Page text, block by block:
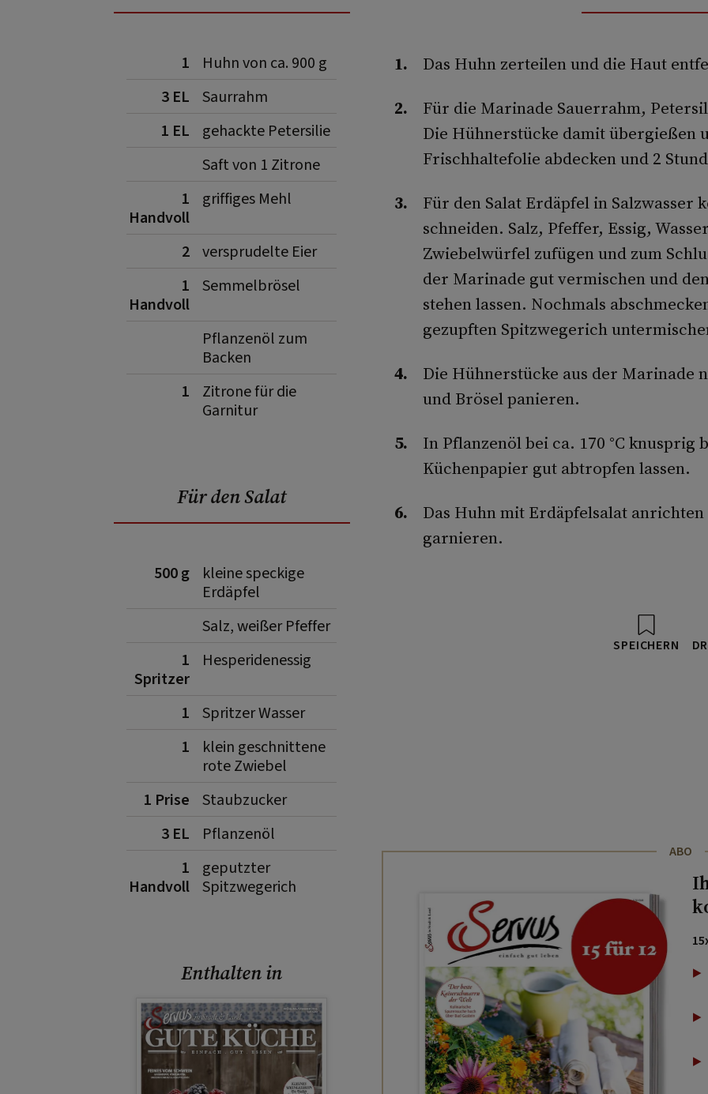
1
Huhn von ca. 900 g
3 EL
Saurrahm
1 EL
gehackte Petersilie
Saft von 1 Zitrone
1
Handvoll
griffiges Mehl
2 versprudelte Eier
1
Handvoll
Semmelbrösel
Pflanzenöl zum
Backen
1
Zitrone für die
Garnitur
Für den Salat
500 g
kleine speckige
Erdäpfel
Salz, weißer Pfeffer
1
Spritzer
Hesperidenessig
1
Spritzer Wasser
1
klein geschnittene
rote Zwiebel
1 Prise
Staubzucker
3 EL
Pflanzenöl
1
Handvoll
geputzter
Spitzwegerich
Enthalten in
Das Huhn zerteilen und die Haut
Für die Marinade Sauerrahm,
Die Hühnerstücke damit übergießen
Frischhaltefolie abdecken und 2
Für den Salat Erdäpfel in Salzwasser
schneiden. Salz, Pfeffer, Essig,
Zwiebelwürfel zufügen und zum
der Marinade gut vermischen und
stehen lassen. Nochmals
gezupften Spitzwegerich
Die Hühnerstücke aus der Marinade
und Brösel panieren.
In Pflanzenöl bei ca. 170 °C knusprig
Küchenpapier gut abtropfen lassen.
Das Huhn mit Erdäpfelsalat
garnieren.
SPEICHERN
ABO